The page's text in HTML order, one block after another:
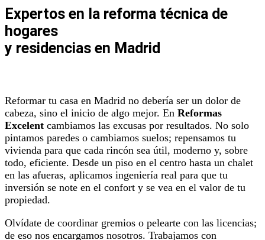
Expertos en la reforma técnica de
hogares
y residencias en Madrid
Reformar tu casa en Madrid no debería ser un dolor de
cabeza, sino el inicio de algo mejor. En Reformas
Excelent cambiamos las excusas por resultados. No solo
pintamos paredes o cambiamos suelos; repensamos tu
vivienda para que cada rincón sea útil, moderno y, sobre
todo, eficiente. Desde un piso en el centro hasta un chalet
en las afueras, aplicamos ingeniería real para que tu
inversión se note en el confort y se vea en el valor de tu
propiedad.
Olvídate de coordinar gremios o pelearte con las licencias;
de eso nos encargamos nosotros. Trabajamos con